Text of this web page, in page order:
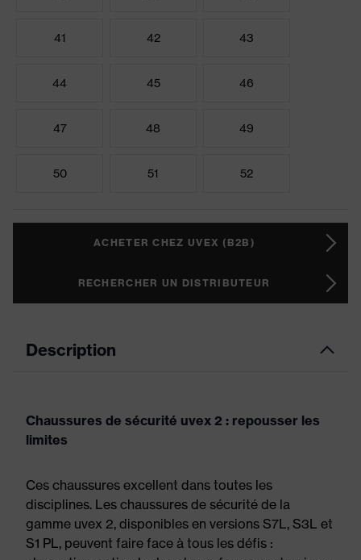
41 42 43
44 45 46
47 48 49
50 51 52
ACHETER CHEZ UVEX (B2B)
RECHERCHER UN DISTRIBUTEUR
Description
Chaussures de sécurité uvex 2 : repousser les
limites
Ces chaussures excellent dans toutes les
disciplines. Les chaussures de sécurité de la
gamme uvex 2, disponibles en versions S7L, S3L et
S1 PL, peuvent faire face à tous les défis :